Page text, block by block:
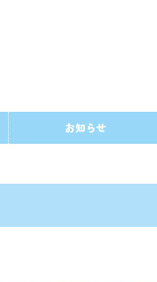
お知らせ